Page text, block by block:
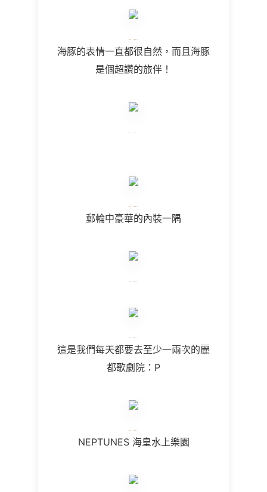
海豚的表情一直都很自然，而且海豚
是個超讚的旅伴！
郵輪中豪華的內裝一隅
這是我們每天都要去至少一兩次的麗
都歌劇院：P
NEPTUNES 海皇水上樂園